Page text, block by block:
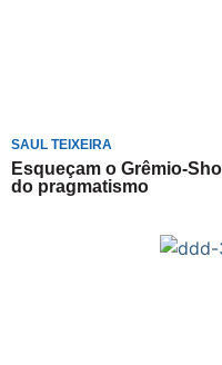
SAUL TEIXEIRA
Esqueçam o Grêmio-
do pragmatismo